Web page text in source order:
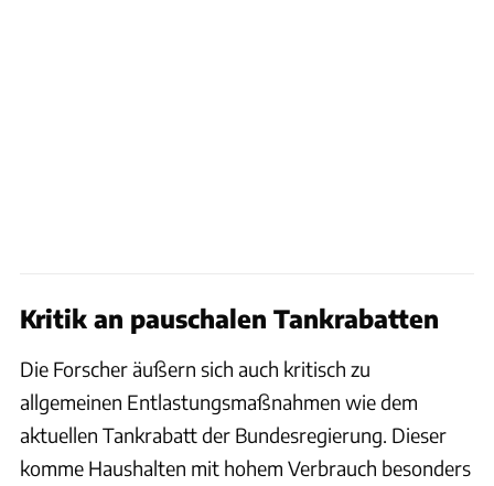
Kritik an pauschalen Tankrabatten
Die Forscher äußern sich auch kritisch zu
allgemeinen Entlastungsmaßnahmen wie dem
aktuellen Tankrabatt der Bundesregierung. Dieser
komme Haushalten mit hohem Verbrauch besonders